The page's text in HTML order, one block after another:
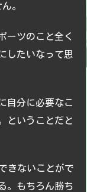
。
ーツのこと全く
したいなって思
自分に必要なこ
ということだと
きないことがで
。もちろん勝ち